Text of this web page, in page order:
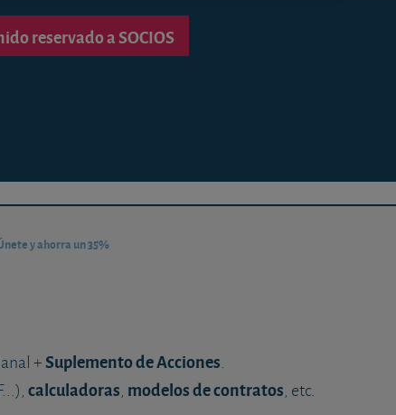
reservado a SOCIOS
y ahorra un 35%
+Suplemento de Acciones.
calculadoras, modelos de contratos, etc.